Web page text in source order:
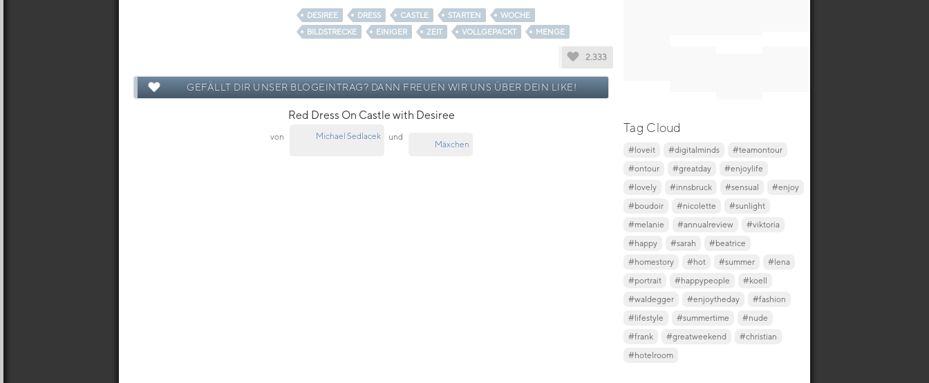
DESIREE DRESS CASTLE STARTEN
WOCHE
BILDSTRECKE
EINIGER ZEIT VOLLGEPACKT MENGE
2.333
GEFÄLLT DIR UNSER BLOGEINTRAG? DANN FREUEN WIR UNS ÜBER DEIN LIKE!
Red Dress On Castle with Desiree
von Michael Sedlacek und
Mäxchen
Tag Cloud
#loveit #digitalminds
#teamontour
#ontour
#greatday
#enjoylife
#lovely
#innsbruck #sensual
#enjoy
#boudoir
#nicolette
#sunlight
#melanie
#annualreview
#viktoria
#happy
#sarah
#beatrice
#homestory
#hot #summer
#lena
#portrait
#happypeople
#koell
#waldegger
#enjoytheday
#fashion
#lifestyle
#summertime
#nude
#frank
#greatweekend
#christian
#hotelroom